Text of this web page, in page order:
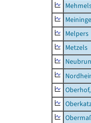
Melpers
Metzels